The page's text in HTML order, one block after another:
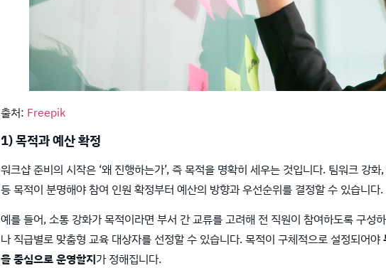
출처: Freepik
1) 목적과 예산 확정
워크샵 준비의 시작은 ‘왜 진행하는가’, 즉 목적을 명확히 세우는 것입니다. 팀워크 강
등 목적이 분명해야 참여 인원 확정부터 예산의 방향과 우선순위를 결정할 수 있습니다.
예를 들어, 소통 강화가 목적이라면 부서 간 교류를 고려해 전 직원이 참여하도록 구성
나 직급별로 맞춤형 교육 대상자를 선정할 수 있습니다. 목적이 구체적으로 설정되어야
을 중심으로 운영할지가 정해집니다.